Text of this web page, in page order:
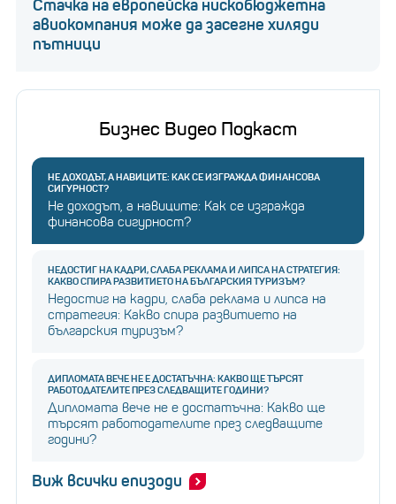
Стачка на европейска нискобюджетна
авиокомпания може да засегне хиляди
пътници
Бизнес Видео Подкаст
НЕ ДОХОДЪТ, А НАВИЦИТЕ: КАК СЕ ИЗГРАЖДА ФИНАНСОВА
СИГУРНОСТ?
Не доходът, а навиците: Как се изгражда
финансова сигурност?
НЕДОСТИГ НА КАДРИ, СЛАБА РЕКЛАМА И ЛИПСА НА СТРАТЕГИЯ:
КАКВО СПИРА РАЗВИТИЕТО НА БЪЛГАРСКИЯ ТУРИЗЪМ?
Недостиг на кадри, слаба реклама и липса на
стратегия: Какво спира развитието на
българския туризъм?
ДИПЛОМАТА ВЕЧЕ НЕ Е ДОСТАТЪЧНА: КАКВО ЩЕ ТЪРСЯТ
РАБОТОДАТЕЛИТЕ ПРЕЗ СЛЕДВАЩИТЕ ГОДИНИ?
Дипломата вече не е достатъчна: Какво ще
търсят работодателите през следващите
години?
Виж всички епизоди